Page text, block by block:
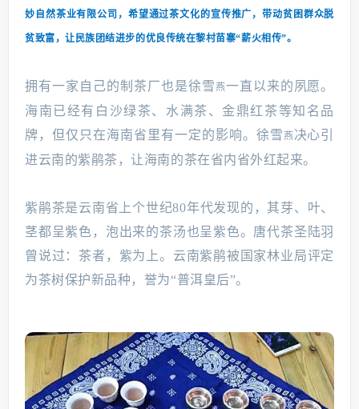
妙自然茶业有限公司，希望通过茶文化的宣传推广，带动贫困群众脱
贫致富，让民族团结进步的优良传统在黎村苗寨“薪火相传”。
拥有一家自己的制茶厂也是徐雪 燕一直以来的夙愿。
海南已经有白沙绿茶、水满茶、金鼎红茶等知名品
牌，但仅只在海南省里有一定的影响。徐雪 燕决心引
进云南的紫鹃茶，让海南的茶在省内省外红起来。
紫鹃茶是云南省上个世纪80年代发现的，其芽、叶、
茎都呈紫色，泡出来的茶汤也呈紫色。唐代茶圣陆羽
曾说过：茶者，紫为上。云南紫鹃被国家林业局评定
为茶树保护新品种，誉为“普洱皇后”。